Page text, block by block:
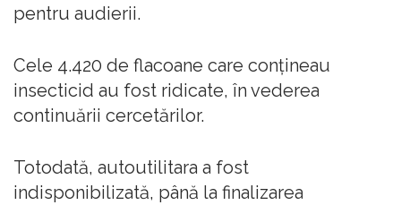
pentru audierii.
Cele 4.420 de flacoane care conţineau
insecticid au fost ridicate, în vederea
continuării cercetărilor.
Totodată, autoutilitara a fost
indisponibilizată, până la finalizarea